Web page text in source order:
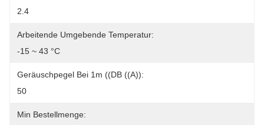
2.4
Arbeitende Umgebende Temperatur:
-15 ~ 43 °C
Geräuschpegel Bei 1m ((dB ((A)):
50
Min Bestellmenge: